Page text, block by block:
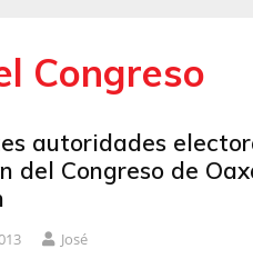
Congreso
autoridades
del Congreso de
José